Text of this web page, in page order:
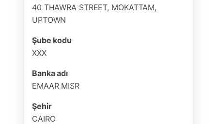
40 THAWRA STREET, MOKATTAM,
UPTOWN
Şube kodu
XXX
Banka adı
EMAAR MISR
Şehir
CAIRO